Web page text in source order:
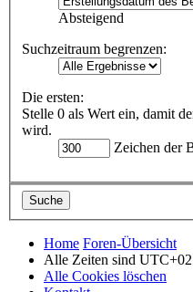
Absteigend
Suchzeitraum begrenzen:
Die ersten:
Stelle 0 als Wert ein, damit
wird.
Zeichen der
Home Foren-Übersicht
Alle Zeiten sind
Alle Cookies löschen